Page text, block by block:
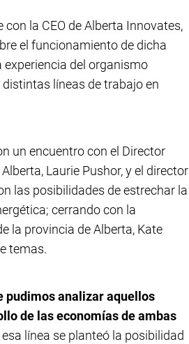
la CEO de Alberta Innovates,
el funcionamiento de dicha
experiencia del organismo
líneas de trabajo en
un encuentro con el Director
Laurie Pushor, y el director
las posibilidades de estrechar la
cerrando con la
la provincia de Alberta, Kate
temas.
pudimos analizar aquellos
de las economías de ambas
línea se planteó la posibilidad